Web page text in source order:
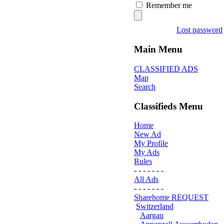
Remember me
Lost password
Main Menu
CLASSIFIED ADS
Map
Search
Classifieds Menu
Home
New Ad
My Profile
My Ads
Rules
- - - - - - -
All Ads
- - - - - - -
Sharehome REQUEST
Switzerland
Aargau